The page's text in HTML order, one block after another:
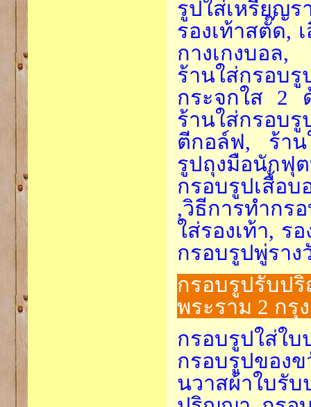
รูปใส่เหรียญ
รองเท้าสตั๊ด,
กางเกงบอล,
ร้านใส่กรอบ
กระจกใส 2
ร้านใส่กรอบ
ตีกอล์ฟ, ร้าน
รูปถุงมือนัก
กรอบรูปเสื้อ
,วิธีการทำกร
ใส่รองเท้า, ร
กรอบรูปพู่ราง
กรอบรูปรับป
พระราม 2 กรุ
กรอบรูปใส่ใ
กรอบรูปของ
นวาสผ้าใบรั